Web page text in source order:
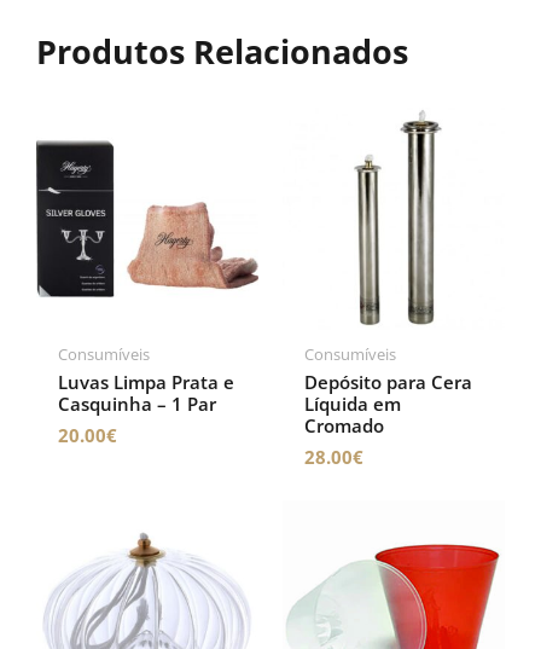
Produtos Relacionados
Consumíveis
Luvas Limpa Prata e
Casquinha – 1 Par
20.00€
Consumíveis
Depósito para Cera
Líquida em
Cromado
28.00€